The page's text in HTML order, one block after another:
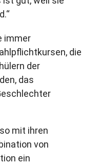
immer
die
der
das
mit ihren
von
ein